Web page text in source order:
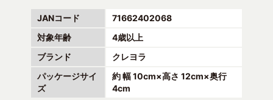
JANコード
71662402068
対象年齢
4歳以上
ブランド
クレヨラ
パッケージサイ
ズ
約 幅 10cm×高さ 12cm×奥行
4cm